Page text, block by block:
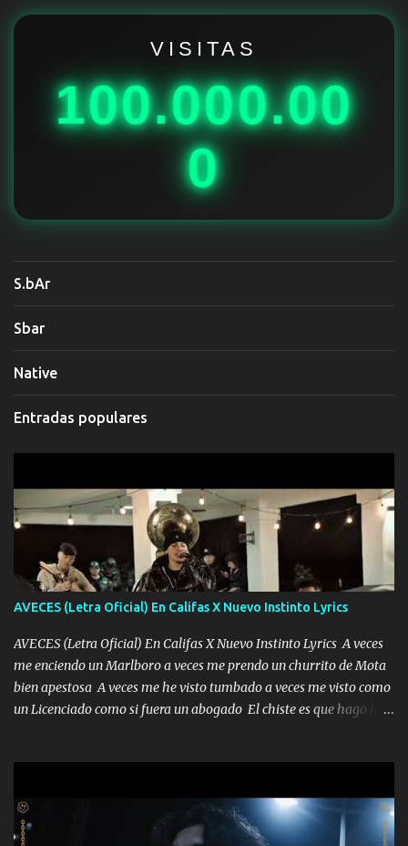
VISITAS
100.000.00
0
S.bAr
Sbar
Native
Entradas populares
AVECES (Letra Oficial) En Califas X Nuevo Instinto Lyrics
AVECES (Letra Oficial) En Califas X Nuevo Instinto Lyrics A veces
me enciendo un Marlboro a veces me prendo un churrito de Mota
bien apestosa A veces me he visto tumbado a veces me visto como
un Licenciado como si fuera un abogado El chiste es que hago lo
corriente no quieren verte subir de level trucha mis plebes Música
A veces me pongo un sombrero a veces me ven la cachucha de lado
con la mirada siempre en alto A veces me fajó una super o a veces